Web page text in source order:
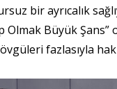
bir ayrıcalık
Olmak Büyük
fazlasıyla hak